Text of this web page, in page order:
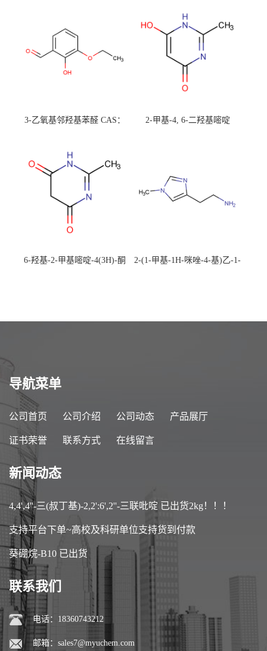
3-乙氧基邻羟基苯醛 CAS：
校可先用后付
2-甲基-4, 6-二羟基嘧啶
6-羟基-2-甲基嘧啶-4(3H)-酮
2-(1-甲基-1H-咪唑-4-基)乙-1-
导航菜单
公司首页 公司介绍 公司动态 产品展厅
证书荣誉 联系方式 在线留言
新闻动态
4,4',4''-三(叔丁基)-2,2':6',2''-三联吡啶 已出货2kg！！！
支持平台下单~高校及科研单位支持货到付款
葵硼烷-B10 已出货
联系我们
电话：18360743212
邮箱： sales7@myuchem.com